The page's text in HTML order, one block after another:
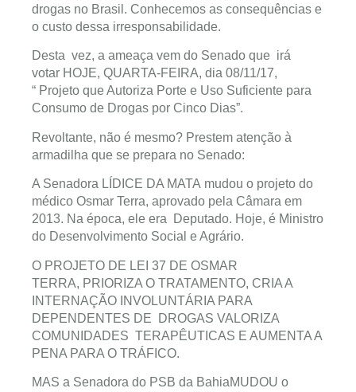
drogas no Brasil. Conhecemos as consequências e
o custo dessa irresponsabilidade.
Desta vez, a ameaça vem do Senado que irá
votar HOJE, QUARTA-FEIRA, dia 08/11/17,
“ Projeto que Autoriza Porte e Uso Suficiente para
Consumo de Drogas por Cinco Dias”.
Revoltante, não é mesmo? Prestem atenção à
armadilha que se prepara no Senado:
A Senadora LÍDICE DA MATA mudou o projeto do
médico Osmar Terra, aprovado pela Câmara em
2013. Na época, ele era Deputado. Hoje, é Ministro
do Desenvolvimento Social e Agrário.
O PROJETO DE LEI 37 DE OSMAR
TERRA, PRIORIZA O TRATAMENTO, CRIA A
INTERNAÇÃO INVOLUNTÁRIA PARA
DEPENDENTES DE DROGAS VALORIZA
COMUNIDADES TERAPÊUTICAS E AUMENTA A
PENA PARA O TRÁFICO.
MAS a Senadora do PSB da BahiaMUDOU o